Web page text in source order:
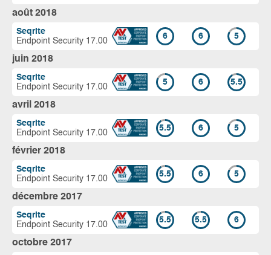
août 2018
Seqrite
Endpoint Security 17.00
6 6 5
juin 2018
Seqrite
Endpoint Security 17.00
5 6 5.5
avril 2018
Seqrite
Endpoint Security 17.00
5.5 6 5
février 2018
Seqrite
Endpoint Security 17.00
5.5 6 5
décembre 2017
Seqrite
Endpoint Security 17.00
5.5 5.5 6
octobre 2017